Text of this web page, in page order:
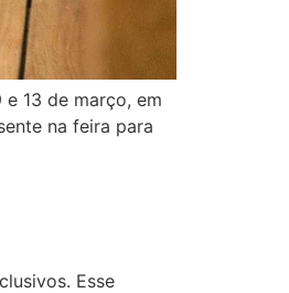
13 de março, em
na feira para
Esse